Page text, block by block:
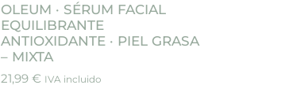
OLEUM · SÉRUM FACIAL
EQUILIBRANTE
ANTIOXIDANTE · PIEL GRASA
– MIXTA
21,99€ IVA incluido